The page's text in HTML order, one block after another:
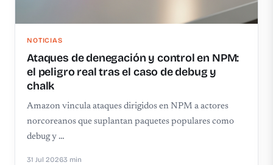
NOTICIAS
Ataques de denegación y control en NPM:
el peligro real tras el caso de debug y
chalk
Amazon vincula ataques dirigidos en NPM a actores
norcoreanos que suplantan paquetes populares como
debug y …
31 Jul 20263 min